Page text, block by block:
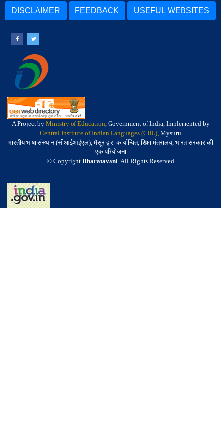
DISCLAIMER FEEDBACK USEFUL WEBSITES
A Project by Ministry of Education, Government of India, Implemented by
Central Institute of Indian Languages (CIIL), Mysuru
भारतीय भाषा संस्थान (सीआईआईएल), मैसूर द्वारा कार्यान्वित, शिक्षा मंत्रालय, भारत सरकार की
एक परियोजना
© Copyright Bharatavani. All Rights Reserved